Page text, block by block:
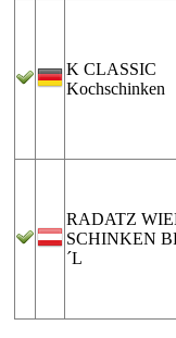
K CLASSIC
Kochschinken
RADATZ
SCHINKEN
´L